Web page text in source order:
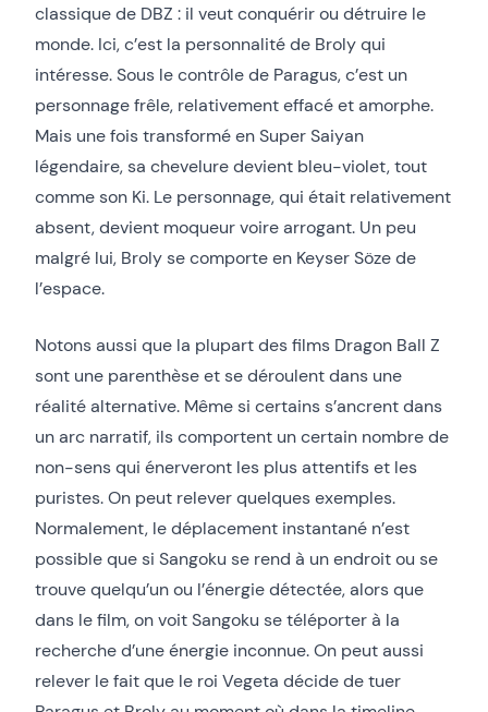
classique de DBZ : il veut conquérir ou détruire le
monde. Ici, c’est la personnalité de Broly qui
intéresse. Sous le contrôle de Paragus, c’est un
personnage frêle, relativement effacé et amorphe.
Mais une fois transformé en Super Saiyan
légendaire, sa chevelure devient bleu-violet, tout
comme son Ki. Le personnage, qui était relativement
absent, devient moqueur voire arrogant. Un peu
malgré lui, Broly se comporte en Keyser Söze de
l’espace.
Notons aussi que la plupart des films Dragon Ball Z
sont une parenthèse et se déroulent dans une
réalité alternative. Même si certains s’ancrent dans
un arc narratif, ils comportent un certain nombre de
non-sens qui énerveront les plus attentifs et les
puristes. On peut relever quelques exemples.
Normalement, le déplacement instantané n’est
possible que si Sangoku se rend à un endroit ou se
trouve quelqu’un ou l’énergie détectée, alors que
dans le film, on voit Sangoku se téléporter à la
recherche d’une énergie inconnue. On peut aussi
relever le fait que le roi Vegeta décide de tuer